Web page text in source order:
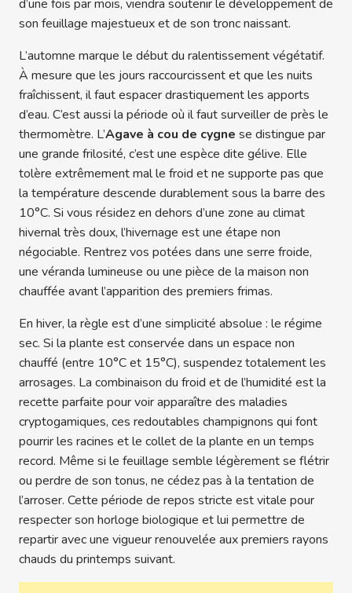
d’une fois par mois, viendra soutenir le développement de
son feuillage majestueux et de son tronc naissant.
L’automne marque le début du ralentissement végétatif.
À mesure que les jours raccourcissent et que les nuits
fraîchissent, il faut espacer drastiquement les apports
d’eau. C’est aussi la période où il faut surveiller de près le
thermomètre. L’Agave à cou de cygne se distingue par
une grande frilosité, c’est une espèce dite gélive. Elle
tolère extrêmement mal le froid et ne supporte pas que
la température descende durablement sous la barre des
10°C. Si vous résidez en dehors d’une zone au climat
hivernal très doux, l’hivernage est une étape non
négociable. Rentrez vos potées dans une serre froide,
une véranda lumineuse ou une pièce de la maison non
chauffée avant l’apparition des premiers frimas.
En hiver, la règle est d’une simplicité absolue : le régime
sec. Si la plante est conservée dans un espace non
chauffé (entre 10°C et 15°C), suspendez totalement les
arrosages. La combinaison du froid et de l’humidité est la
recette parfaite pour voir apparaître des maladies
cryptogamiques, ces redoutables champignons qui font
pourrir les racines et le collet de la plante en un temps
record. Même si le feuillage semble légèrement se flétrir
ou perdre de son tonus, ne cédez pas à la tentation de
l’arroser. Cette période de repos stricte est vitale pour
respecter son horloge biologique et lui permettre de
repartir avec une vigueur renouvelée aux premiers rayons
chauds du printemps suivant.